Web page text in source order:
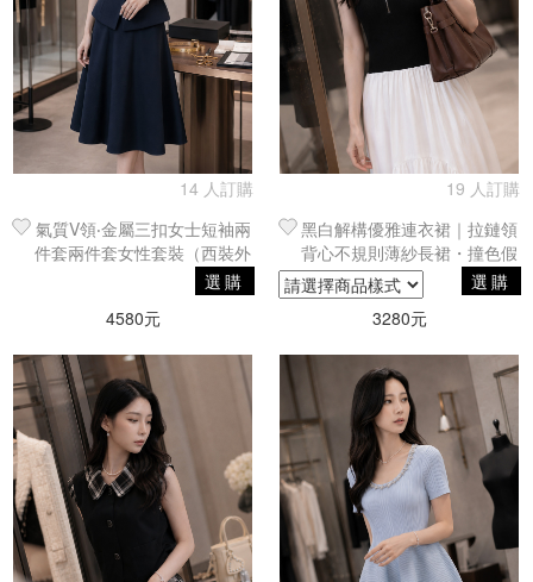
14 人訂購
氣質V領‧金屬三扣女士短袖兩
件套兩件套女性套裝（西裝外
選購
4580元
19 人訂購
黑白解構優雅連衣裙｜拉鏈領
背心不規則薄紗長裙・撞色假
兩件式套裝
選購
3280元